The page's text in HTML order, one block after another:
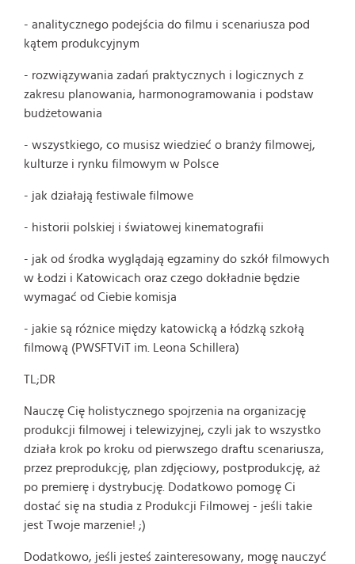
- analitycznego podejścia do filmu i scenariusza pod
kątem produkcyjnym
- rozwiązywania zadań praktycznych i logicznych z
zakresu planowania, harmonogramowania i podstaw
budżetowania
- wszystkiego, co musisz wiedzieć o branży filmowej,
kulturze i rynku filmowym w Polsce
- jak działają festiwale filmowe
- historii polskiej i światowej kinematografii
- jak od środka wyglądają egzaminy do szkół filmowych
w Łodzi i Katowicach oraz czego dokładnie będzie
wymagać od Ciebie komisja
- jakie są różnice między katowicką a łódzką szkołą
filmową (PWSFTViT im. Leona Schillera)
TL;DR
Nauczę Cię holistycznego spojrzenia na organizację
produkcji filmowej i telewizyjnej, czyli jak to wszystko
działa krok po kroku od pierwszego draftu scenariusza,
przez preprodukcję, plan zdjęciowy, postprodukcję, aż
po premierę i dystrybucję. Dodatkowo pomogę Ci
dostać się na studia z Produkcji Filmowej - jeśli takie
jest Twoje marzenie! ;)
Dodatkowo, jeśli jesteś zainteresowany, mogę nauczyć